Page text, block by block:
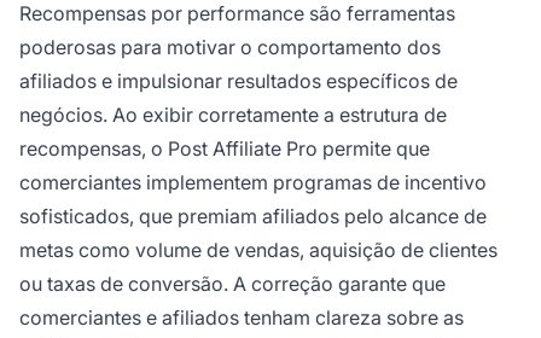
Recompensas por performance são ferramentas
poderosas para motivar o comportamento dos
afiliados e impulsionar resultados específicos de
negócios. Ao exibir corretamente a estrutura de
recompensas, o Post Affiliate Pro permite que
comerciantes implementem programas de incentivo
sofisticados, que premiam afiliados pelo alcance de
metas como volume de vendas, aquisição de clientes
ou taxas de conversão. A correção garante que
comerciantes e afiliados tenham clareza sobre as